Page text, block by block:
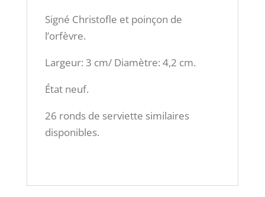
Signé Christofle et poinçon de
l’orfèvre.
Largeur: 3 cm/ Diamètre: 4,2 cm.
État neuf.
26 ronds de serviette similaires
disponibles.